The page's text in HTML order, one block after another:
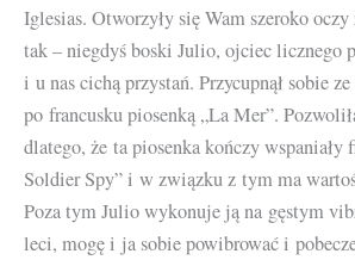
Iglesias. Otworzyły się Wam szeroko
tak – niegdyś boski Julio, ojciec licznego
i u nas cichą przystań. Przycupnął sobie
po francusku piosenką „La Mer”.
dlatego, że ta piosenka kończy
Soldier Spy” i w związku z tym ma
Poza tym Julio wykonuje ją na gęstym
leci, mogę i ja sobie powibrować i